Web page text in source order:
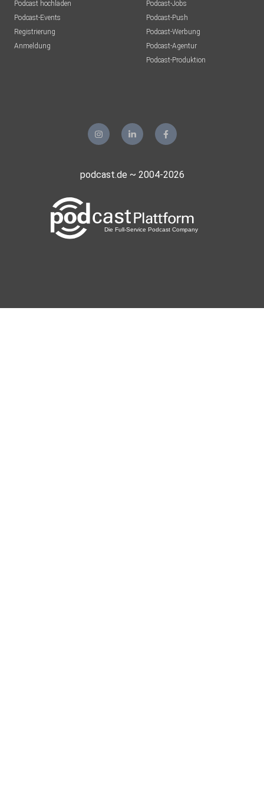
Podcast hochladen
Podcast-Events
Registrierung
Anmeldung
Podcast-Jobs
Podcast-Push
Podcast-Werbung
Podcast-Agentur
Podcast-Produktion
podcast.de ~ 2004-2026